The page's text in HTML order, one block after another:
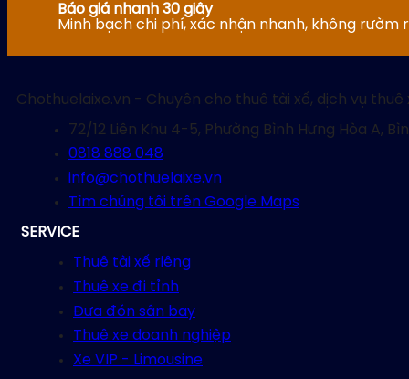
Báo giá nhanh 30 giây
Minh bạch chi phí, xác nhận nhanh, không rườm
Chothuelaixe.vn - Chuyên cho thuê tài xế, dịch vụ
72/12 Liên Khu 4-5, Phường Bình Hưng Hòa A,
0818 888 048
info@chothuelaixe.vn
Tìm chúng tôi trên Google Maps
SERVICE
Thuê tài xế riêng
Thuê xe đi tỉnh
Đưa đón sân bay
Thuê xe doanh nghiệp
Xe VIP - Limousine